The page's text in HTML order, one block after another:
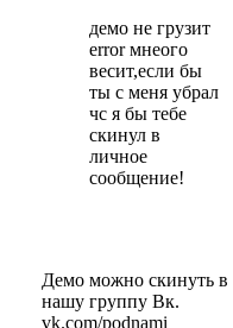
демо не грузит
error мнеого
весит,если бы
ты с меня убрал
чс я бы тебе
скинул в
личное
сообщение!
Демо можно скинуть в
нашу группу Вк.
vk.com/podnami